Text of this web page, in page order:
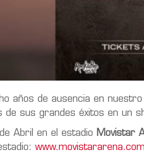
años de ausencia en
de sus grandes éxitos en un
Abril en el estadio Movistar